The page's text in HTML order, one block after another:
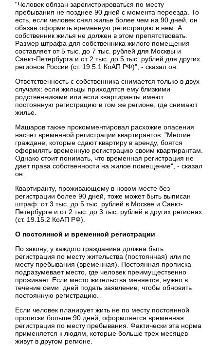
"Человек обязан зарегистрироваться по месту
пребывания не позднее 90 дней с момента переезда. То
есть, если человек снял жилье более чем на 90 дней, он
обязан оформить временную регистрацию в нем. А
собственник жилья не должен в этом препятствовать.
Размер штрафа для собственника жилого помещения
составляет от 5 тыс. до 7 тыс. рублей для Москвы и
Санкт-Петербурга и от 2 тыс. до 5 тыс. рублей для других
регионов России (ст. 19.5.1 КоАП РФ)", - сказал он.
Ответственность с собственника снимается только в двух
случаях: если жильцы приходятся ему близкими
родственниками или если квартиранты имеют
постоянную регистрацию в том же регионе, где снимают
жилье.
Машаров также прокомментировал расхожие опасения
насчет временной регистрации квартирантов. "Многие
граждане, которые сдают квартиру в аренду, боятся
оформлять временную регистрацию своим квартирантам.
Однако стоит понимать, что временная регистрация не
дает права собственности на жилое помещение", - сказал
он.
Квартиранту, проживающему в новом месте без
регистрации более 90 дней, тоже может быть выписан
штраф: от 3 тыс. до 5 тыс. рублей в Москве и Санкт-
Петербурге и от 2 тыс. до 3 тыс. рублей в других регионах
(ст. 19.15.2 КоАП РФ).
О постоянной и временной регистрации
По закону, у каждого гражданина должна быть
регистрация по месту жительства (постоянная) или по
месту пребывания (временная). Постоянная прописка
подразумевает место, где человек преимущественно
проживает. Если место жительства меняется, нужно в
течение семи дней подать заявление, чтобы обновить
постоянную регистрацию.
Если человек планирует жить не по месту постоянной
прописки больше 90 дней, оформляется временная
регистрация по месту пребывания. Фактически эта норма
применяется к людям, которые больше трех месяцев
живут в другом регионе.